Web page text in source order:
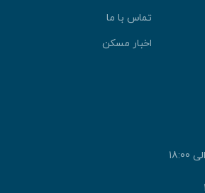
تماس با ما
اخبار مسکن